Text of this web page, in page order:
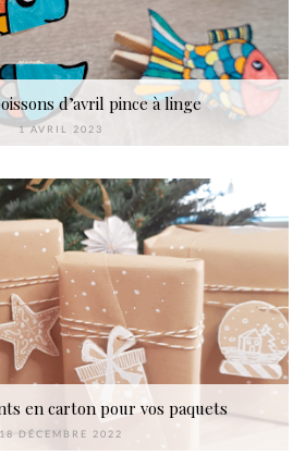
d’avril pince à linge
1 AVRIL 2023
en carton pour vos paquets
18 DÉCEMBRE 2022